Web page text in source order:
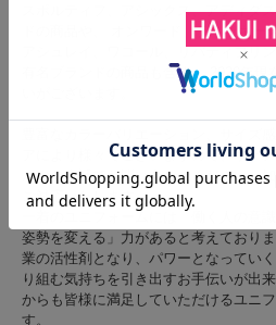
スポルティフ、アシックス、アディダ
ドの商品や、 オンワード、ディッキー
アシュレイ、ワコール、リバティプリ
有名ブランドの商品も含め、 2020年現
アにより様々でございますので、ウェ
ルやお電話でお問い合わせください。
ご対応いたします。
一着のユニフォームには「働く人の意
姿勢を変える」力があると考えており
業の活性剤となり、パワーとなってい
り組む気持ちを引き出すお手伝いが出
からも皆様に満足していただけるユニ
す。